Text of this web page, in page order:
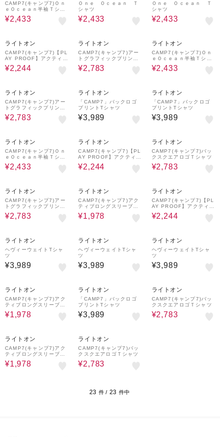
CAMP7(キャンプ7)Ｏｎ
ｅＯｃｅａｎ半袖Ｔシャ
ツ
¥2,433
Ｏｎｅ Ｏｃｅａｎ Ｔ
シャツ
¥2,433
Ｏｎｅ Ｏｃｅａｎ Ｔ
シャツ
¥2,433
ライトオン
CAMP7(キャンプ7)【PL
AY PROOF】アクティブ
Ｔシャツ
¥2,244
ライトオン
CAMP7(キャンプ7)アー
トグラフィックプリント
Tシャツ
¥2,783
ライトオン
CAMP7(キャンプ7)Ｏｎ
ｅＯｃｅａｎ半袖Ｔシャ
ツ
¥2,433
ライトオン
CAMP7(キャンプ7)アー
トグラフィックプリント
Tシャツ
¥2,783
ライトオン
「CAMP7」バックロゴ
プリントTシャツ
¥3,989
ライトオン
「CAMP7」バックロゴ
プリントTシャツ
¥3,989
ライトオン
CAMP7(キャンプ7)Ｏｎ
ｅＯｃｅａｎ半袖Ｔシャ
ツ
¥2,433
ライトオン
CAMP7(キャンプ7)【PL
AY PROOF】アクティブ
Ｔシャツ
¥2,244
ライトオン
CAMP7(キャンプ7)バッ
クスクエアロゴＴシャツ
¥2,783
ライトオン
CAMP7(キャンプ7)アー
トグラフィックプリント
Tシャツ
¥2,783
ライトオン
CAMP7(キャンプ7)アク
ティブロングスリーブＴ
シャツ
¥1,978
ライトオン
CAMP7(キャンプ7)【PL
AY PROOF】アクティブ
Ｔシャツ
¥2,244
ライトオン
ヘヴィーウェイトTシャ
ツ
¥3,989
ライトオン
ヘヴィーウェイトTシャ
ツ
¥3,989
ライトオン
ヘヴィーウェイトTシャ
ツ
¥3,989
ライトオン
CAMP7(キャンプ7)アク
ティブロングスリーブＴ
シャツ
¥1,978
ライトオン
「CAMP7」バックロゴ
プリントTシャツ
¥3,989
ライトオン
CAMP7(キャンプ7)バッ
クスクエアロゴＴシャツ
¥2,783
ライトオン
CAMP7(キャンプ7)アク
ティブロングスリーブＴ
シャツ
¥1,978
ライトオン
CAMP7(キャンプ7)バッ
クスクエアロゴＴシャツ
¥2,783
23 件 / 23 件中